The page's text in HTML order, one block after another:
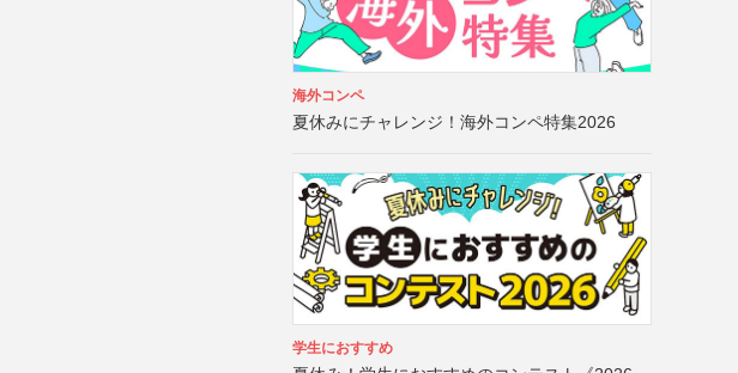
海外コンペ
夏休みにチャレンジ！海外コンペ特集2026
学生におすすめ